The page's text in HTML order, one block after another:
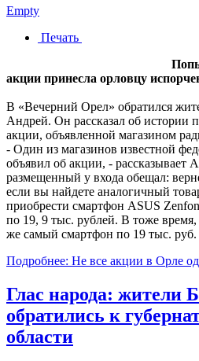
Empty
Печать
акции принесла орловцу
В «Вечерний Орел» обратился
Андрей. Он рассказал об истории
акции, объявленной магазином
- Один из магазинов известной
объявил об акции, - рассказывает
размещенный у входа обещал:
если вы найдете аналогичный
приобрести смартфон ASUS
по 19, 9 тыс. рублей. В тоже время,
же самый смартфон по 19 тыс. руб.
Подробнее: Не все акции в Орле
Глас народа: жители
обратились к
области